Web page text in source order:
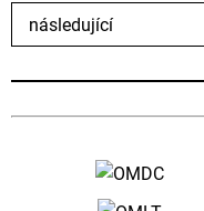
následující